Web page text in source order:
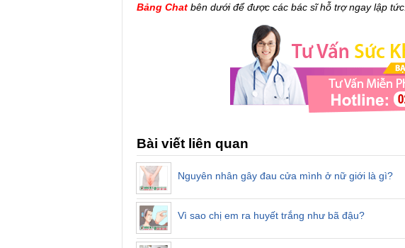
Bảng Chat bên dưới để được các bác sĩ hỗ trợ ngay lập tức.
Bài viết liên quan
Nguyên nhân gây đau cửa mình ở nữ giới là gì?
Vì sao chị em ra huyết trắng như bã đậu?